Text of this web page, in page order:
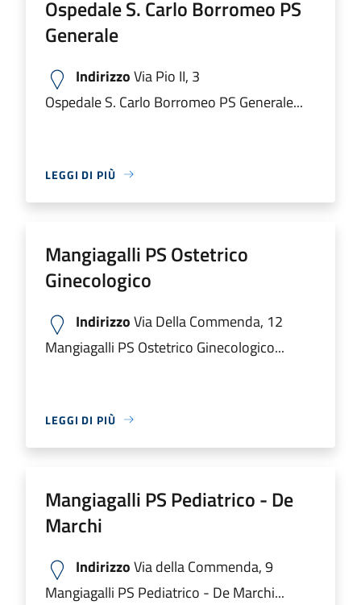
Ospedale S. Carlo Borromeo PS
Generale
IndirizzoVia Pio II, 3
Ospedale S. Carlo Borromeo PS Generale...
LEGGI DI PIÙ
Mangiagalli PS Ostetrico
Ginecologico
IndirizzoVia Della Commenda, 12
Mangiagalli PS Ostetrico Ginecologico...
LEGGI DI PIÙ
Mangiagalli PS Pediatrico - De
Marchi
IndirizzoVia della Commenda, 9
Mangiagalli PS Pediatrico - De Marchi...